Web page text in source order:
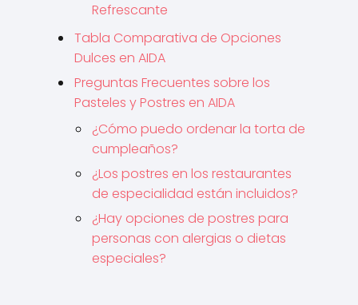
Refrescante
Tabla Comparativa de Opciones
Dulces en AIDA
Preguntas Frecuentes sobre los
Pasteles y Postres en AIDA
¿Cómo puedo ordenar la torta de
cumpleaños?
¿Los postres en los restaurantes
de especialidad están incluidos?
¿Hay opciones de postres para
personas con alergias o dietas
especiales?